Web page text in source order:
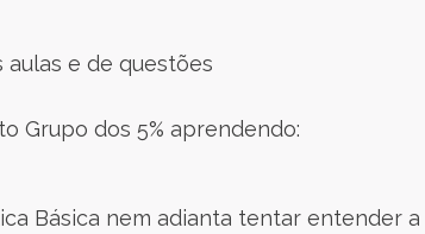
e de questões
Grupo dos 5% aprendendo:
Básica nem adianta tentar entender a